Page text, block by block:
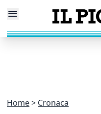
Home Cronaca